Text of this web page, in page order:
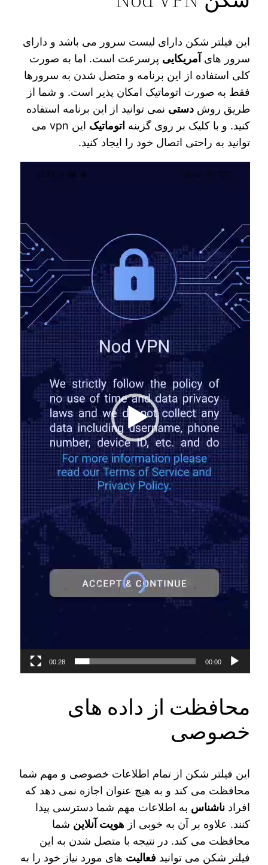
این فیلتر شکن دارای لیست سرور می‌ باشد و دارای
سرور های آمریکایی پرسرعت است. اما به صورت
کلی استفاده از این برنامه و متصل شدن به سرورها
فقط به صورت اتوماتیک امکان‌ پذیر است. و شما از
طریق روشدستی نمی‌ توانید از این برنامه استفاده
کنید. و با کلیک بر روی گزینه اتوماتیک
این vpn می
توانید به راحتی اتصال خود را ایجاد کنید.
00:00
00:28
محافظت از داده های
خصوصی
این فیلتر شکن از تمام اطلاعات خصوصی و مهم شما
محافظت می‌ کند و به هیچ عنوان اجازه نمی‌ دهد که
افرادناشناس به اطلاعات مهم شما دسترسی پیدا
کنند. علاوه بر آن به خوبی ازهویت آنلاین شما
محافظت می‌ کند. در نتیجه با متصل شدن به این
فیلتر شکن می‌ توانید فعالیت‌ های مورد نیاز خود را به